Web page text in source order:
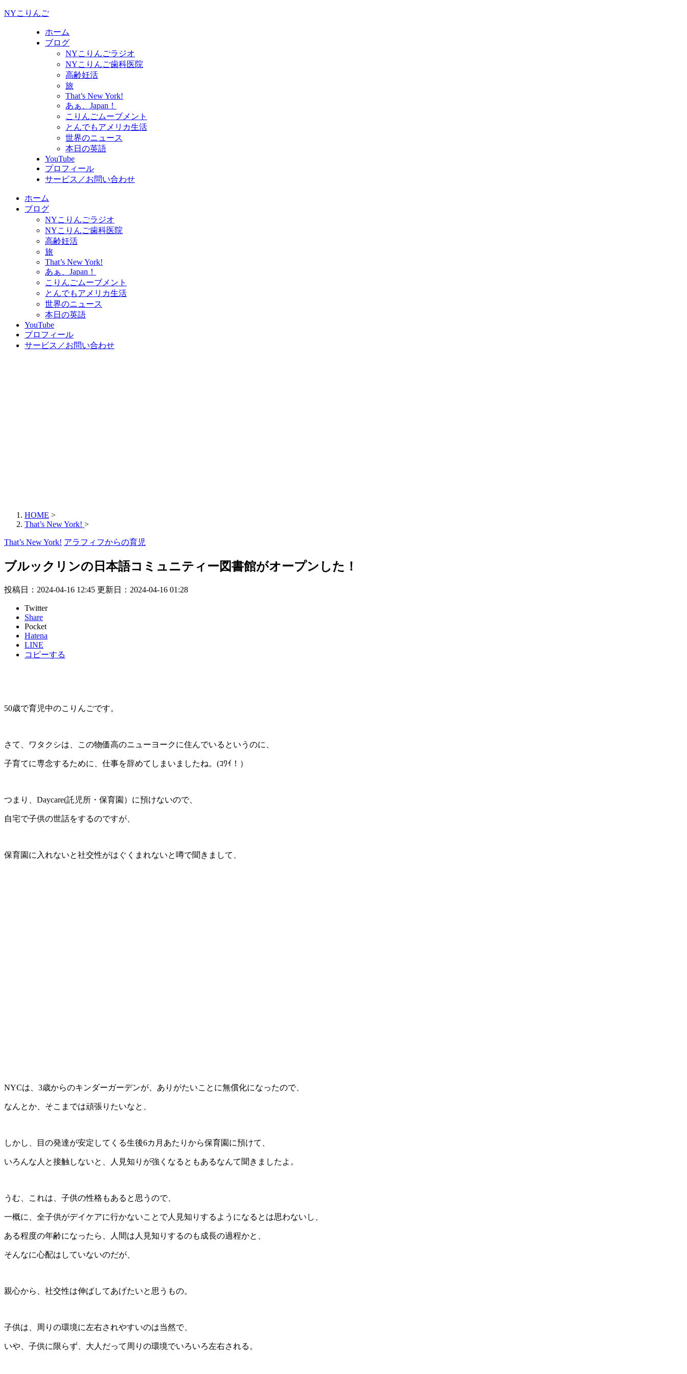
NYこりんご
ホーム
ブログ
NYこりんごラジオ
NYこりんご歯科医院
高齢妊活
旅
That’s New York!
あぁ、Japan！
こりんごムーブメント
とんでもアメリカ生活
世界のニュース
本日の英語
YouTube
プロフィール
サービス／お問い合わせ
ホーム
ブログ
NYこりんごラジオ
NYこりんご歯科医院
高齢妊活
旅
That’s New York!
あぁ、Japan！
こりんごムーブメント
とんでもアメリカ生活
世界のニュース
本日の英語
YouTube
プロフィール
サービス／お問い合わせ
HOME >
That’s New York! >
That’s New York! アラフィフからの育児
ブルックリンの日本語コミュニティー図書館がオープンした！
投稿日：2024-04-16 12:45 更新日： 2024-04-16 01:28
Twitter
Share
Pocket
Hatena
LINE
コピーする
50歳で育児中のこりんごです。
さて、ワタクシは、この物価高のニューヨークに住んでいるというのに、
子育てに専念するために、仕事を辞めてしまいましたね。(ｺﾜｲ！）
つまり、Daycare(託児所・保育園）に預けないので、
自宅で子供の世話をするのですが、
保育園に入れないと社交性がはぐくまれないと噂で聞きまして、
NYCは、3歳からのキンダーガーデンが、ありがたいことに無償化になったので、
なんとか、そこまでは頑張りたいなと、
しかし、目の発達が安定してくる生後6カ月あたりから保育園に預けて、
いろんな人と接触しないと、人見知りが強くなるともあるなんて聞きましたよ。
うむ、これは、子供の性格もあると思うので、
一概に、全子供がデイケアに行かないことで人見知りするようになるとは思わないし、
ある程度の年齢になったら、人間は人見知りするのも成長の過程かと、
そんなに心配はしていないのだが、
親心から、社交性は伸ばしてあげたいと思うもの。
子供は、周りの環境に左右されやすいのは当然で、
いや、子供に限らず、大人だって周りの環境でいろいろ左右される。